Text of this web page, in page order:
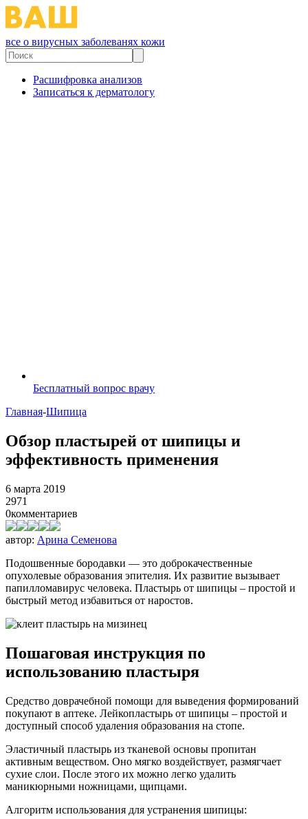
все о вирусных заболеванях кожи
Расшифровка анализов
Записаться к дерматологу
Бесплатный вопрос врачу
Главная-Шипица
Обзор пластырей от шипицы и
эффективность применения
6 марта 2019
2971
0комментариев
автор: Арина Семенова
Подошвенные бородавки — это доброкачественные
опухолевые образования эпителия. Их развитие вызывает
папилломавирус человека. Пластырь от шипицы – простой и
быстрый метод избавиться от наростов.
Пошаговая инструкция по
использованию пластыря
Средство доврачебной помощи для выведения формирований
покупают в аптеке. Лейкопластырь от шипицы – простой и
доступный способ удаления образования на стопе.
Эластичный пластырь из тканевой основы пропитан
активным веществом. Оно мягко воздействует, размягчает
сухие слои. После этого их можно легко удалить
маникюрными ножницами, щипцами.
Алгоритм использования для устранения шипицы: